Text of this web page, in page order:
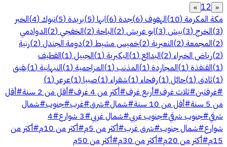
«
12
»
مكة المكرمة (
10
)الهفوف (
6
)جدة (
6
)ابها (
5
)بريدة (
5
)تبوك (
4
)الخبر
(
3
)الخرج (
3
)بيش (
3
)ابو عريش (
2
)الباحة (
2
)الخفجي (
2
)الدوادمي
(
2
)المجمعة (
2
)النعيرية (
2
)خميس مشيط (
2
)دومة الجندل (
2
)رنية
(
2
)رياض الخبراء (
2
)البدائع (
1
)البكيرية (
1
)الجبيل (
1
)القطيف
(
1
)القنفذة (
1
)المجاردة (
1
)المذنب (
1
)المزاحمية (
1
)النبهانية (
1
)بقيق
(
1
)ثادق (
1
)حائل (
1
)رفحاء (
1
)شقراء (
1
)صبيا (
1
)عرعر (
1
)
#غرفتين#ثلاث غرف#أربع غرف#أكثر من 4 غرف #أقل من 2 سنة #أقل
من 5 سنة
#أقل من 10 سنة #شمال#شرق#غرب#جنوب#شمال
شرقي#جنوب شرقي#جنوب غربي#شمال غربي#3 شوارع #
4
شوارع#شمال جنوب#شرق غرب#أكثر من 5م #أكثر من 10م #أكثر من
15م #أكثر من 20م #أكثر من 30م #أكثر من 50م